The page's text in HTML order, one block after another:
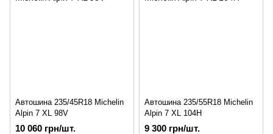
Автошина 235/45R18 Michelin
Alpin 7 XL 98V
10 060 грн/шт.
Автошина 235/55R18 Michelin
Alpin 7 XL 104H
9 300 грн/шт.